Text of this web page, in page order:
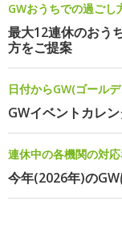
GWおうちでの過ごし
最大12連休のおう
方をご提案
日付からGW(ゴール
GWイベントカレ
連休中の各機関の対
今年(2026年)の